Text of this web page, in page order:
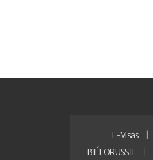
E-Visas
BIÉLORUSSIE